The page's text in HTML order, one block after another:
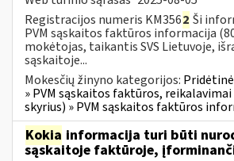
Registracijos numeris KM3562 Ši
PVM sąskaitos faktūros informacija
mokėtojas, taikantis SVS Lietuvoje,
sąskaitoje...
Mokesčių žinyno kategorijos:
» PVM sąskaitos faktūros,
skyrius) » PVM sąskaitos faktūros
Kokia informacija turi būti
sąskaitoje faktūroje,